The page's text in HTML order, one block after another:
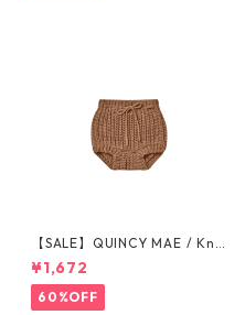
【SALE】QUINCY MAE / Knit
Tie Bloomer (12-18M/18-24
M/2-3Y)
¥1,672
60%OFF